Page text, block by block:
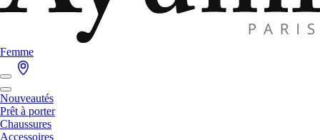
Femme
Nouveautés
Prêt à porter
Chaussures
Accessoires